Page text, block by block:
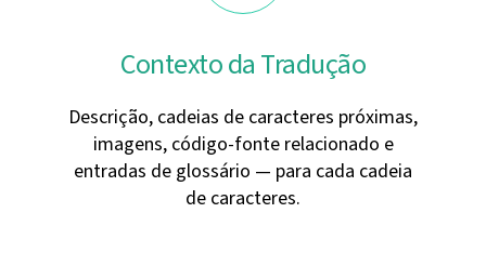
Contexto da Tradução
Descrição, cadeias de caracteres próximas,
imagens, código-fonte relacionado e
entradas de glossário — para cada cadeia
de caracteres.